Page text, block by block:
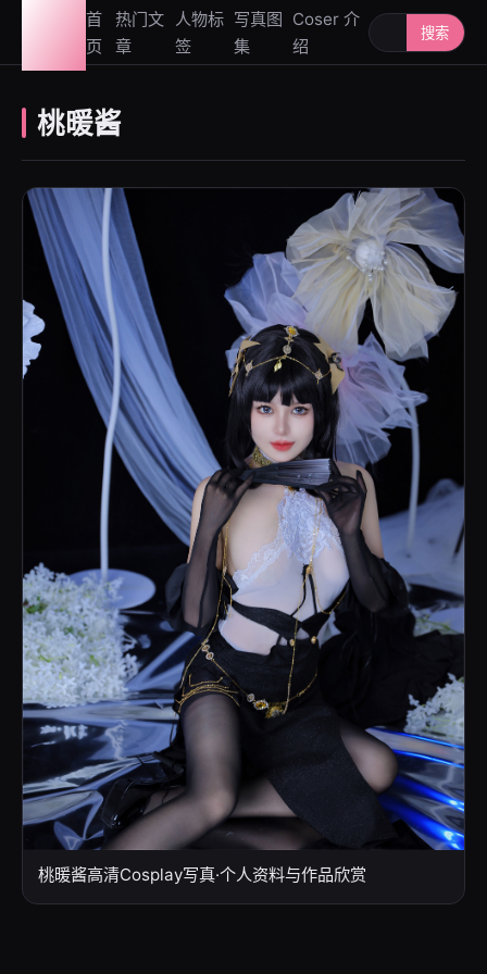
首
页
热门文
章
人物标
签
写真图
集
Coser 介
绍
搜索人物或写
搜索
桃暖酱
桃暖酱高清Cosplay写真·个人资料与作品欣赏